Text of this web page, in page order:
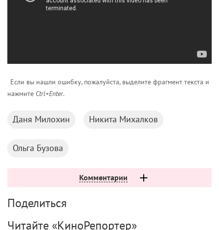
Если вы нашли ошибку, пожалуйста, выделите фрагмент текста и
нажмите Ctrl+Enter.
Даня Милохин Никита Михалков
Ольга Бузова
Комментарии
Поделиться